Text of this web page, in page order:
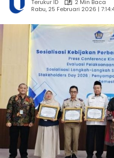
Terukur ID
2 Min Baca
Rabu, 25 Februari 2026 |